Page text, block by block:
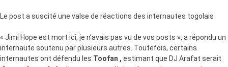
Le post a suscité une valse de réactions des internautes togolais
« Jimi Hope est mort ici, je n’avais pas vu de vos posts », a répondu un
internaute soutenu par plusieurs autres. Toutefois, certains
internautes ont défendu les Toofan , estimant que DJ Arafat serait